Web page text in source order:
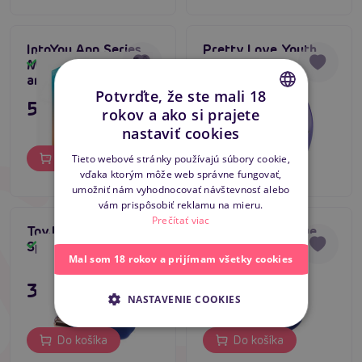
IntoYou App Series
Moxy Butt Plug,
análny rotačný kolík
Skladom
51,80 €
Do košíka
Pretty Love Youth
(Purple), vibračný
análny kolík s
ovládačom
Skladom
27,80 €
Do košíka
ToyJoy The Heroic P-
Spot Buttplug (Blue)
Skladom
39,80 €
Do košíka
ToyJoy The Risque
Buttplug (Blue)
Skladom
39,80 €
Do košíka
CZECH
ENGLISH
Potvrďte, že ste mali 18
rokov a ako si prajete
nastaviť cookies
Tieto webové stránky používajú súbory cookie,
vďaka ktorým môže web správne fungovať,
umožniť nám vyhodnocovať návštevnosť alebo
vám prispôsobiť reklamu na mieru.
Prečítať viac
Mal som 18 rokov a prijímam všetky cookies
NASTAVENIE COOKIES